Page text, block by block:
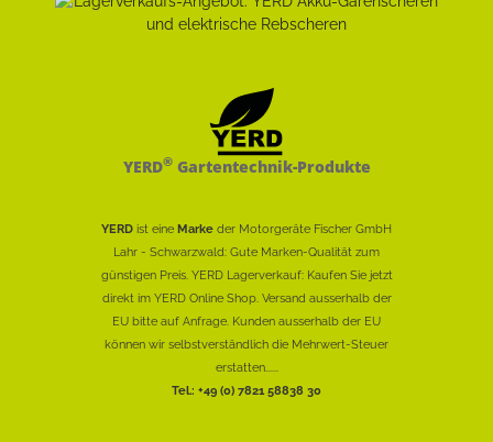
YERD®Gartentechnik-Produkte
YERD ist eine Marke der Motorgeräte Fischer GmbH
Lahr - Schwarzwald: Gute Marken-Qualität zum
günstigen Preis. YERD Lagerverkauf: Kaufen Sie jetzt
direkt im YERD Online Shop. Versand ausserhalb der
EU bitte auf Anfrage. Kunden ausserhalb der EU
können wir selbstverständlich die Mehrwert-Steuer
erstatten......
Tel.: +49 (0) 7821 58838 30